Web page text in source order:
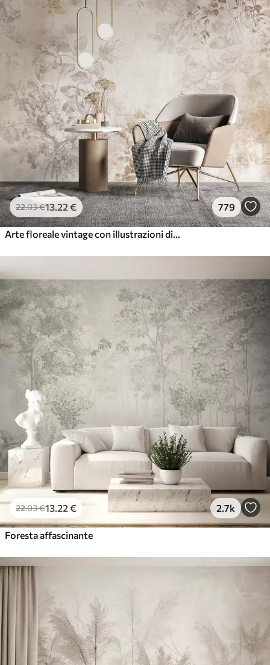
.6749.00 €/m²
22.03€13 .22 € 779
22.03€13 .22 € 2.7k
Foresta affascinante